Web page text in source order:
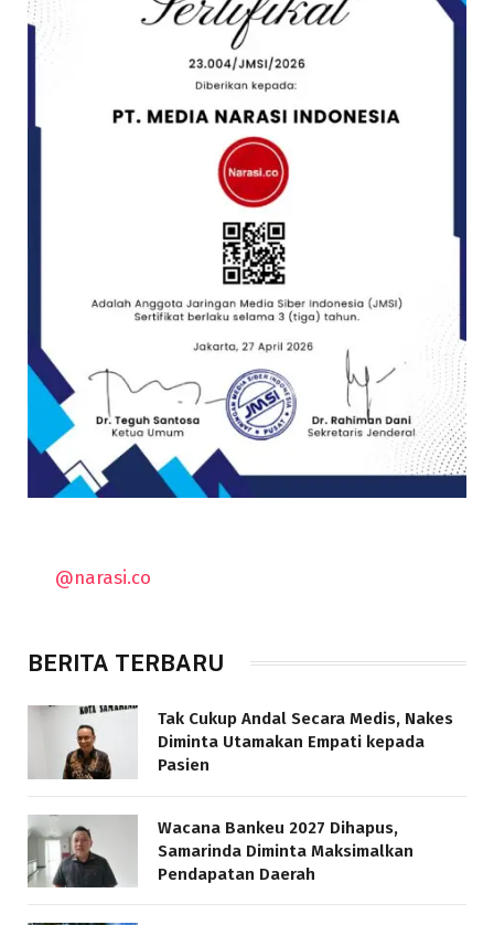
@narasi.co
BERITA TERBARU
Tak Cukup Andal Secara Medis, Nakes
Diminta Utamakan Empati kepada
Pasien
Wacana Bankeu 2027 Dihapus,
Samarinda Diminta Maksimalkan
Pendapatan Daerah